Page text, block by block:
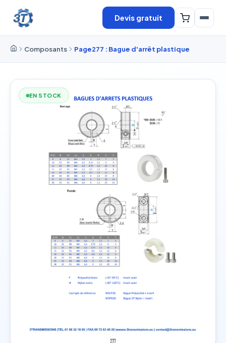
Devis gratuit
Composants Page277 : Bague d'arrêt plastique
EN STOCK